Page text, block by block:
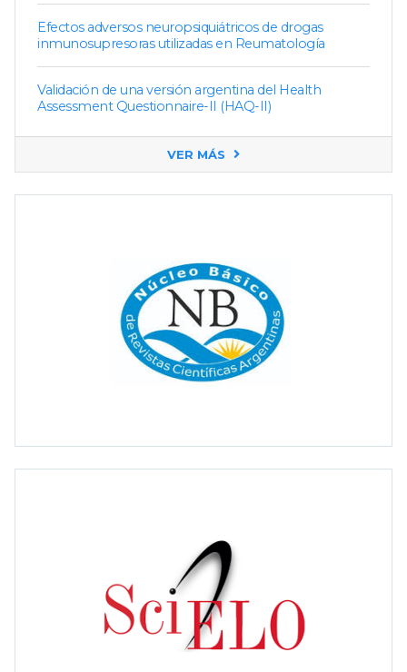
Efectos adversos neuropsiquiátricos de drogas
inmunosupresoras utilizadas en Reumatología
Validación de una versión argentina del Health
Assessment Questionnaire-II (HAQ-II)
VER MÁS